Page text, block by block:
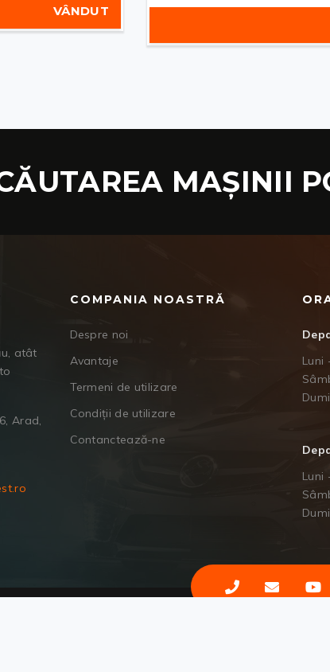
VÂNDUT
MAȘINII
atât
Arad,
COMPANIA NOASTRĂ
Despre noi
Avantaje
Termeni de utilizare
Condiții de utilizare
Contanctează-ne
Luni
Luni